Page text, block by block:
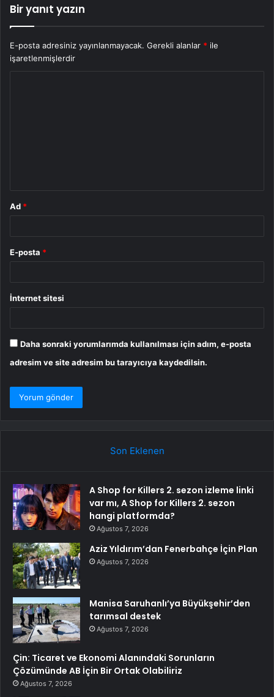
Bir yanıt yazın
E-posta adresiniz yayınlanmayacak. Gerekli alanlar * ile
işaretlenmişlerdir
Ad *
E-posta *
İnternet sitesi
Daha sonraki yorumlarımda kullanılması için adım, e-posta
adresim ve site adresim bu tarayıcıya kaydedilsin.
Son Eklenen
A Shop for Killers 2. sezon izleme linki
var mı, A Shop for Killers 2. sezon
hangi platformda?
Ağustos 7, 2026
Aziz Yıldırım’dan Fenerbahçe İçin Plan
Ağustos 7, 2026
Manisa Saruhanlı’ya Büyükşehir’den
tarımsal destek
Ağustos 7, 2026
Çin: Ticaret ve Ekonomi Alanındaki Sorunların
Çözümünde AB İçin Bir Ortak Olabiliriz
Ağustos 7, 2026